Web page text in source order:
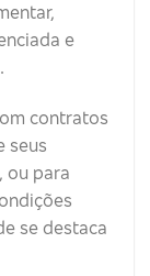
e
contratos
seus
ou para
se destaca